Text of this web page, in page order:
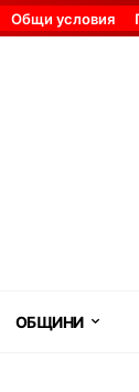
Общи условия
ОБЩИНИ